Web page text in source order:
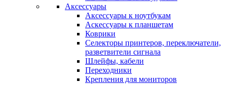
Аксессуары
Аксессуары к ноутбукам
Аскессуары к планшетам
Коврики
Селекторы принтеров, переключатели,
разветвители сигнала
Шлейфы, кабели
Переходники
Крепления для мониторов